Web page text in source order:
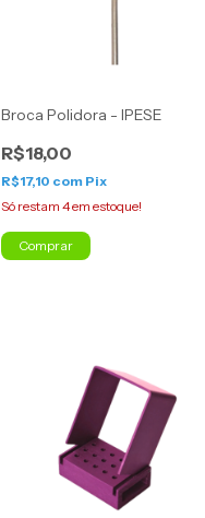
Broca Polidora - IPESE
R$18,00
R$17,10 com Pix
Só restam4em estoque!
Comprar